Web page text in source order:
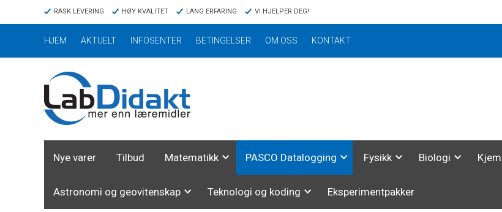
RASK LEVERING HØY KVALITET LANG ERFARING VI HJELPER DEG!
HJEM AKTUELT INFOSENTER BETINGELSER OM OSS KONTAKT
Nye varer Tilbud Matematikk PASCO Datalogging Fysikk Biologi
Astronomi og geovitenskap Teknologi og koding Eksperimentpakker